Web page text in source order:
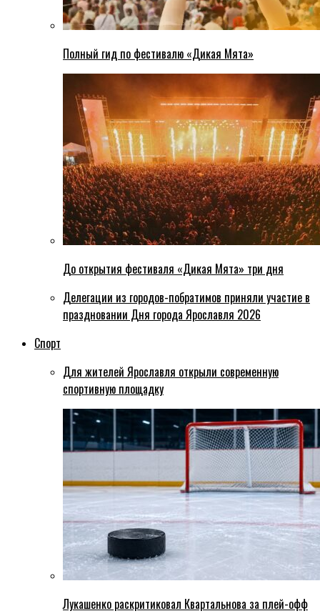
Полный гид по фестивалю «Дикая Мята»
До открытия фестиваля «Дикая Мята» три дня
Делегации из городов-побратимов приняли участие в
праздновании Дня города Ярославля 2026
Спорт
Для жителей Ярославля открыли современную
спортивную площадку
Лукашенко раскритиковал Квартальнова за плей-офф